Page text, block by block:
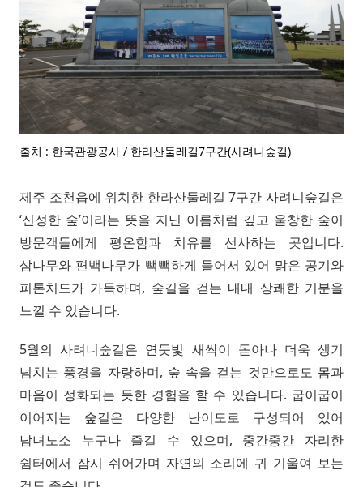
출처 : 한국관광공사 / 한라산둘레길7구간(사려니숲길)
제주 조천읍에 위치한 한라산둘레길 7구간 사려니숲길은
‘신성한 숲’이라는 뜻을 지닌 이름처럼 깊고 울창한 숲이
방문객들에게 평온함과 치유를 선사하는 곳입니다.
삼나무와 편백나무가 빽빽하게 들어서 있어 맑은 공기와
피톤치드가 가득하며, 숲길을 걷는 내내 상쾌한 기분을
느낄 수 있습니다.
5월의 사려니숲길은 연둣빛 새싹이 돋아나 더욱 생기
넘치는 풍경을 자랑하며, 숲 속을 걷는 것만으로도 몸과
마음이 정화되는 듯한 경험을 할 수 있습니다. 굽이굽이
이어지는 숲길은 다양한 난이도로 구성되어 있어
남녀노소 누구나 즐길 수 있으며, 중간중간 자리한
쉼터에서 잠시 쉬어가며 자연의 소리에 귀 기울여 보는